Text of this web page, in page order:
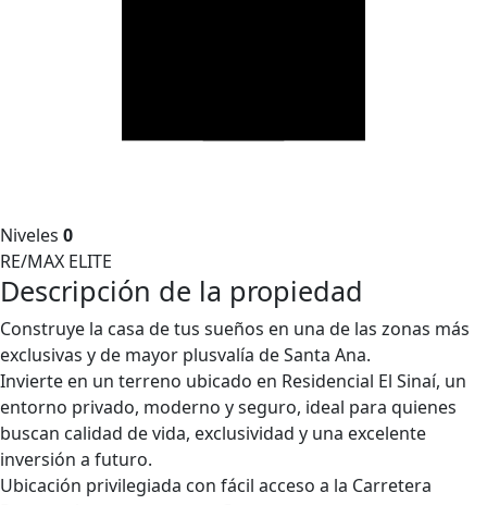
Niveles 0
RE/MAX ELITE
Descripción de la propiedad
Construye la casa de tus sueños en una de las zonas más
exclusivas y de mayor plusvalía de Santa Ana.
Invierte en un terreno ubicado en Residencial El Sinaí, un
entorno privado, moderno y seguro, ideal para quienes
buscan calidad de vida, exclusividad y una excelente
inversión a futuro.
Ubicación privilegiada con fácil acceso a la Carretera